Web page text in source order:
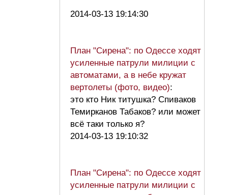
2014-03-13 19:14:30
План "Сирена": по Одессе ходят
усиленные патрули милиции с
автоматами, а в небе кружат
вертолеты (фото, видео):
это кто Ник титушка? Спиваков
Темирканов Табаков? или может
всё таки только я?
2014-03-13 19:10:32
План "Сирена": по Одессе ходят
усиленные патрули милиции с